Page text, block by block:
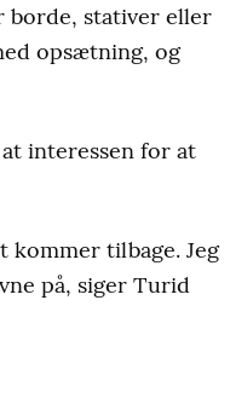
borde, stativer eller
opsætning, og
interessen for at
tilbage. Jeg
på, siger Turid